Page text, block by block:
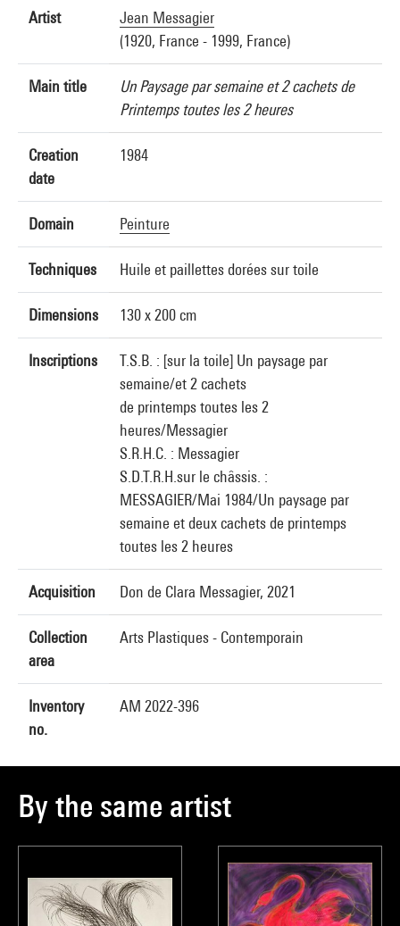
Artist
Jean Messagier
(1920, France - 1999, France)
Main title
Un Paysage par semaine et 2 cachets de
Printemps toutes les 2 heures
Creation
date
1984
Domain Peinture
Techniques Huile et paillettes dorées sur toile
Dimensions 130 x 200 cm
Inscriptions
T.S.B. : [sur la toile] Un paysage par
semaine/et 2 cachets
de printemps toutes les 2
heures/Messagier
S.R.H.C. : Messagier
S.D.T.R.H.sur le châssis. :
MESSAGIER/Mai 1984/Un paysage par
semaine et deux cachets de printemps
toutes les 2 heures
Acquisition Don de Clara Messagier, 2021
Collection
area
Arts Plastiques - Contemporain
Inventory
no.
AM 2022-396
By the same artist